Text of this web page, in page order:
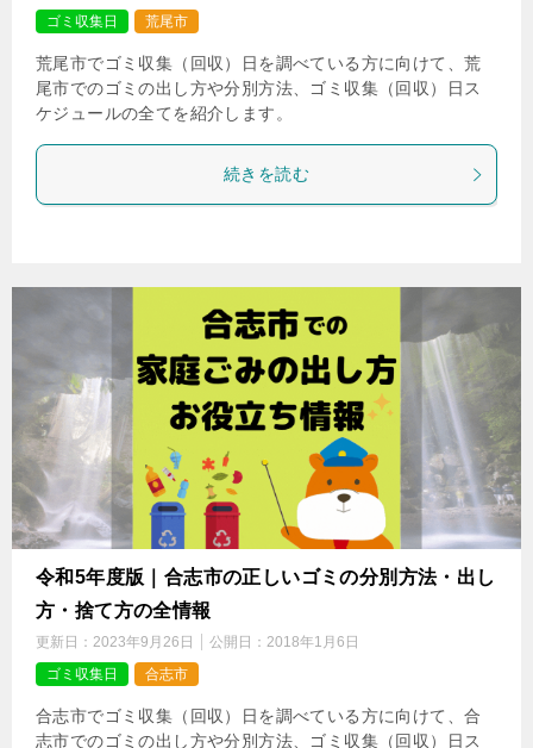
ゴミ収集日
荒尾市
荒尾市でゴミ収集（回収）日を調べている方に向けて、荒
尾市でのゴミの出し方や分別方法、ゴミ収集（回収）日ス
ケジュールの全てを紹介します。
続きを読む
令和5年度版｜合志市の正しいゴミの分別方法・出し
方・捨て方の全情報
更新日： 2023年9月26日 公開日： 2018年1月6日
ゴミ収集日
合志市
合志市でゴミ収集（回収）日を調べている方に向けて、合
志市でのゴミの出し方や分別方法、ゴミ収集（回収）日ス